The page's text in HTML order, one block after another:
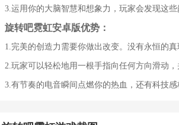
3.运用你的大脑智慧和想象力，玩家会发现这
旋转吧霓虹安卓版优势：
1.完美的创造力需要你做出改变。没有永恒的真
2.玩家可以轻松地用一根手指向任何方向滑动
3.有节奏的电音瞬间点燃你的热血，还有科技